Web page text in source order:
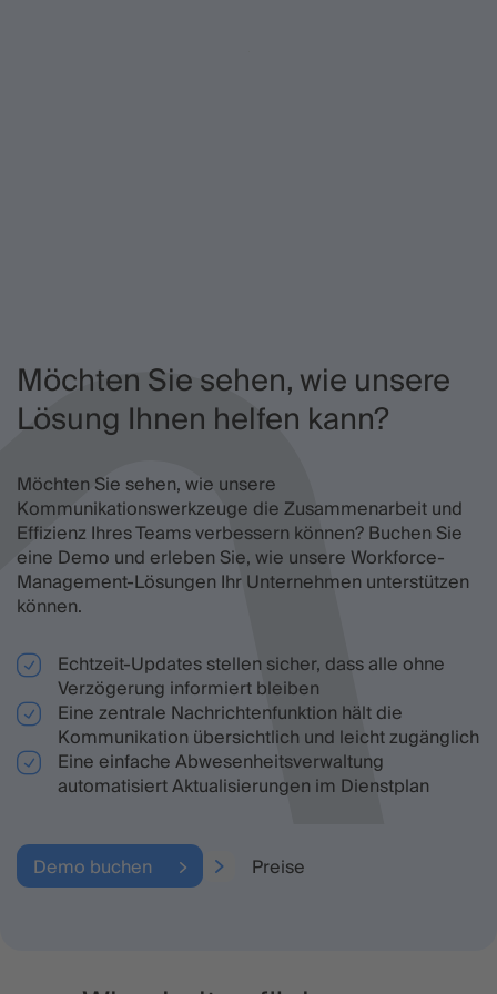
Möchten Sie sehen, wie unsere
Lösung Ihnen helfen kann?
Möchten Sie sehen, wie unsere
Kommunikationswerkzeuge die Zusammenarbeit und
Effizienz Ihres Teams verbessern können? Buchen Sie
eine Demo und erleben Sie, wie unsere Workforce-
Management-Lösungen Ihr Unternehmen unterstützen
können.
Echtzeit-Updates stellen sicher, dass alle ohne
Verzögerung informiert bleiben
Eine zentrale Nachrichtenfunktion hält die
Kommunikation übersichtlich und leicht zugänglich
Eine einfache Abwesenheitsverwaltung
automatisiert Aktualisierungen im Dienstplan
Demo buchen Preise